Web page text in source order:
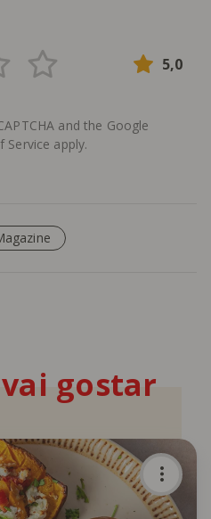
5,0
and the Google
Service apply.
vai gostar